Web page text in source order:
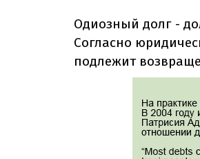
Одиозный долг -
Согласно
подлежит